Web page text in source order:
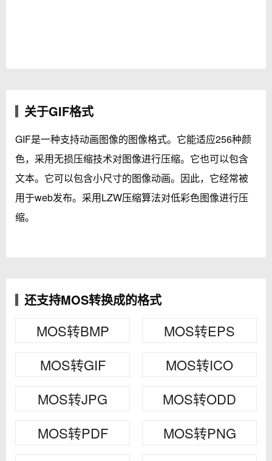
关于GIF格式
GIF是一种支持动画图像的图像格式。它能适应256种颜
色，采用无损压缩技术对图像进行压缩。它也可以包含
文本。它可以包含小尺寸的图像动画。因此，它经常被
用于web发布。采用LZW压缩算法对低彩色图像进行压
缩。
还支持MOS转换成的格式
MOS转BMP
MOS转EPS
MOS转GIF
MOS转ICO
MOS转JPG
MOS转ODD
MOS转PDF
MOS转PNG